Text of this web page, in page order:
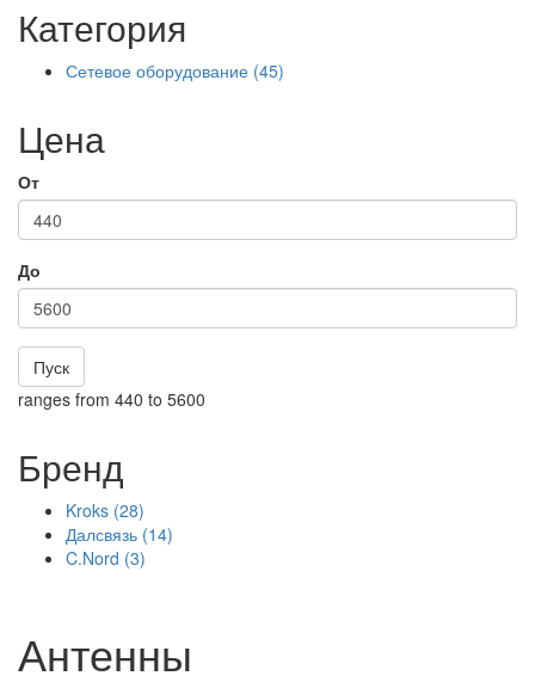
Категория
Сетевое оборудование (45)
Цена
От
До
Пуск
ranges from 440 to 5600
Бренд
Kroks (28)
Далсвязь (14)
C.Nord (3)
Антенны